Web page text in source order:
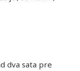
dva sata pre